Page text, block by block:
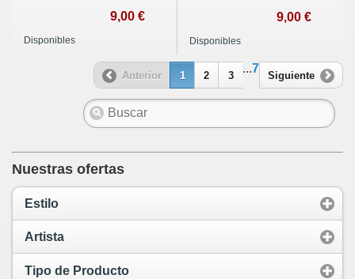
9,00 €
Disponibles
9,00 €
Disponibles
Anterior 1 2 3
...7
Siguiente
Nuestras ofertas
Estilo
Artista
Tipo de Producto